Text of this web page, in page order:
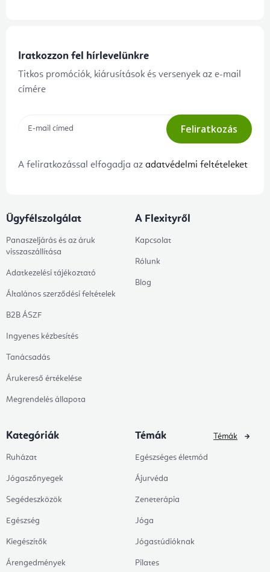
Iratkozzon fel hírlevelünkre
Titkos promóciók, kiárusítások és versenyek az e-mail
címére
Feliratkozás
A feliratkozással elfogadja az adatvédelmi feltételeket
Ügyfélszolgálat
Panaszeljárás és az áruk
visszaszállítása
Adatkezelési tájékoztató
Általános szerződési feltételek
B2B ÁSZF
Ingyenes kézbesítés
Tanácsadás
Árukereső értékelése
Megrendelés állapota
A Flexityről
Kapcsolat
Rólunk
Blog
Kategóriák
Ruházat
Jógaszőnyegek
Segédeszközök
Egészség
Kiegészítők
Árengedmények
Témák
Egészséges életmód
Ájurvéda
Zeneterápia
Jóga
Jógastúdióknak
Pilates
Témák